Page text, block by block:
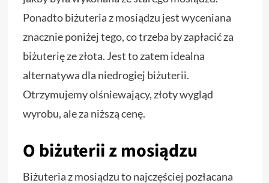
Ponadto biżuteria z mosiądzu jest wyceniana
znacznie poniżej tego, co trzeba by zapłacić za
biżuterię ze złota. Jest to zatem idealna
alternatywa dla niedrogiej biżuterii.
Otrzymujemy olśniewający, złoty wygląd
wyrobu, ale za niższą cenę.
O biżuterii z mosiądzu
Biżuteria z mosiądzu to najczęściej pozłacana